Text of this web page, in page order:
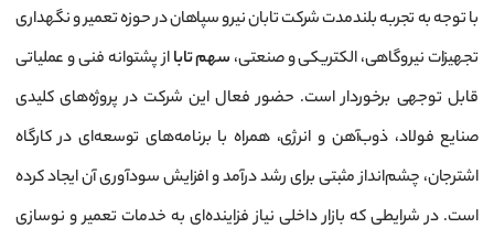
با توجه به تجربه بلندمدت شرکت تابان نیرو سپاهان در حوزه تعمیر و نگهداری
تجهیزات نیروگاهی، الکتریکی و صنعتی، سهم تابااز پشتوانه فنی و عملیاتی
قابل توجهی برخوردار است. حضور فعال این شرکت در پروژه‌های کلیدی
صنایع فولاد، ذوب‌آهن و انرژی، همراه با برنامه‌های توسعه‌ای در کارگاه
اشترجان، چشم‌انداز مثبتی برای رشد درآمد و افزایش سودآوری آن ایجاد کرده
است. در شرایطی که بازار داخلی نیاز فزاینده‌ای به خدمات تعمیر و نوسازی